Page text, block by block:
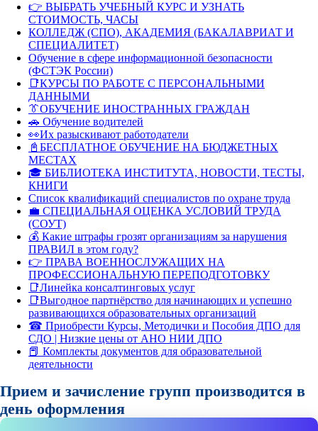
👉 ВЫБРАТЬ УЧЕБНЫЙ КУРС И УЗНАТЬ
СТОИМОСТЬ, ЧАСЫ
КОЛЛЕДЖ (СПО), АКАДЕМИЯ (БАКАЛАВРИАТ И
СПЕЦИАЛИТЕТ)
Обучение в сфере информационной безопасности
(ФСТЭК России)
📑КУРСЫ ПО РАБОТЕ С ПЕРСОНАЛЬНЫМИ
ДАННЫМИ
👔ОБУЧЕНИЕ ИНОСТРАННЫХ ГРАЖДАН
🚗 Обучение водителей
👀Их разыскивают работодатели
📓БЕСПЛАТНОЕ ОБУЧЕНИЕ НА БЮДЖЕТНЫХ
МЕСТАХ
🎓 БИБЛИОТЕКА ИНСТИТУТА, НОВОСТИ, ТЕСТЫ,
КНИГИ
Список квалификаций специалистов по охране труда
💼 СПЕЦИАЛЬНАЯ ОЦЕНКА УСЛОВИЙ ТРУДА
(СОУТ)
💰 Какие штрафы грозят организациям за нарушения
ПРАВИЛ в этом году?
👉 ПРАВА ВОЕННОСЛУЖАЩИХ НА
ПРОФЕССИОНАЛЬНУЮ ПЕРЕПОДГОТОВКУ
📑Линейка консалтинговых услуг
📑Выгодное партнёрство для начинающих и успешно
развивающихся образовательных организаций
☎ Приобрести Курсы, Методички и Пособия ДПО для
СДО | Низкие цены от АНО НИИ ДПО
📕 Комплекты документов для образовательной
деятельности
Прием и зачисление групп производится в
день оформления